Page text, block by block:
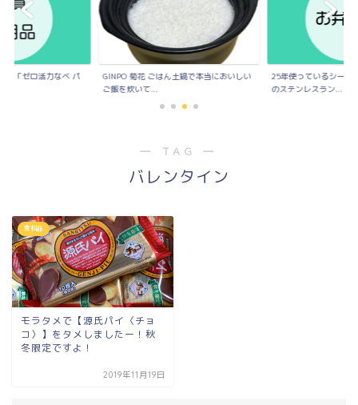
鍋「ゼロ活力なべ パ
GINPO 菊花 ごはん土鍋で本当においしい
ご飯を炊いて...
25年使っているシーガ
のステンレスラン...
― TAG ―
バレンタイン
食料品
モラタメで【源氏パイ〈チョ
コ〉】をタメしましたー！秋
冬限定ですよ！
2019年11月19日